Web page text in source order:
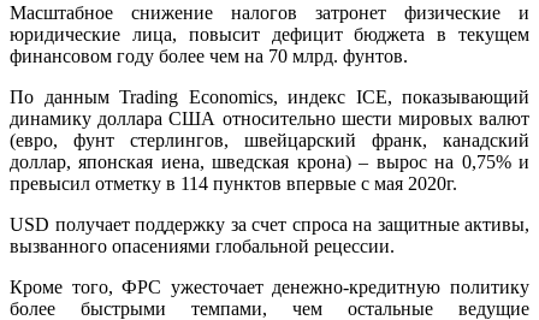
Масштабное снижение налогов затронет физические и
юридические лица, повысит дефицит бюджета в текущем
финансовом году более чем на 70 млрд. фунтов.
По данным Trading Economics, индекс ICE, показывающий
динамику доллара США относительно шести мировых валют
(евро, фунт стерлингов, швейцарский франк, канадский
доллар, японская иена, шведская крона) – вырос на 0,75% и
превысил отметку в 114 пунктов впервые с мая 2020г.
USD получает поддержку за счет спроса на защитные активы,
вызванного опасениями глобальной рецессии.
Кроме того, ФРС ужесточает денежно-кредитную политику
более быстрыми темпами, чем остальные ведущие